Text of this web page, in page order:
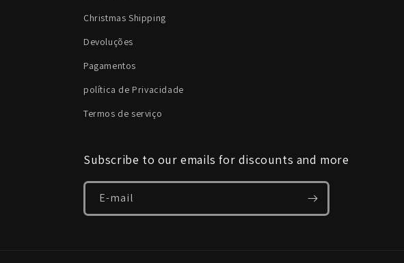
Christmas Shipping
Devoluções
Pagamentos
política de Privacidade
Termos de serviço
Subscribe to our emails for discounts and more
E-mail